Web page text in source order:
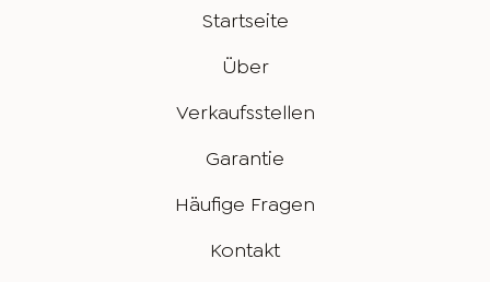
Startseite
Über
Verkaufsstellen
Garantie
Häufige Fragen
Kontakt